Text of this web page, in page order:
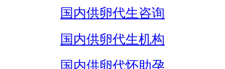
国内供卵代生咨询
国内供卵代生机构
国内供卵代怀助孕